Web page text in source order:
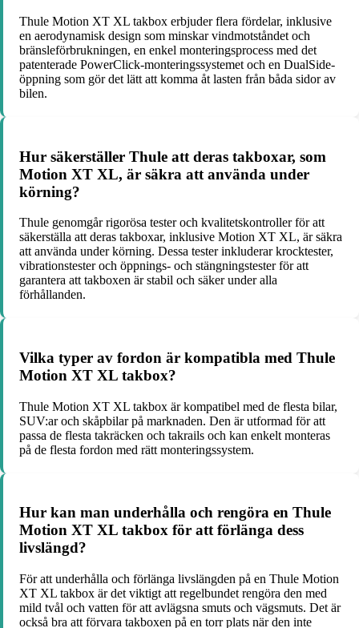
Thule Motion XT XL takbox erbjuder flera fördelar, inklusive
en aerodynamisk design som minskar vindmotståndet och
bränsleförbrukningen, en enkel monteringsprocess med det
patenterade PowerClick-monteringssystemet och en DualSide-
öppning som gör det lätt att komma åt lasten från båda sidor av
bilen.
Hur säkerställer Thule att deras takboxar, som
Motion XT XL, är säkra att använda under
körning?
Thule genomgår rigorösa tester och kvalitetskontroller för att
säkerställa att deras takboxar, inklusive Motion XT XL, är säkra
att använda under körning. Dessa tester inkluderar krocktester,
vibrationstester och öppnings- och stängningstester för att
garantera att takboxen är stabil och säker under alla
förhållanden.
Vilka typer av fordon är kompatibla med Thule
Motion XT XL takbox?
Thule Motion XT XL takbox är kompatibel med de flesta bilar,
SUV:ar och skåpbilar på marknaden. Den är utformad för att
passa de flesta takräcken och takrails och kan enkelt monteras
på de flesta fordon med rätt monteringssystem.
Hur kan man underhålla och rengöra en Thule
Motion XT XL takbox för att förlänga dess
livslängd?
För att underhålla och förlänga livslängden på en Thule Motion
XT XL takbox är det viktigt att regelbundet rengöra den med
mild tvål och vatten för att avlägsna smuts och vägsmuts. Det är
också bra att förvara takboxen på en torr plats när den inte